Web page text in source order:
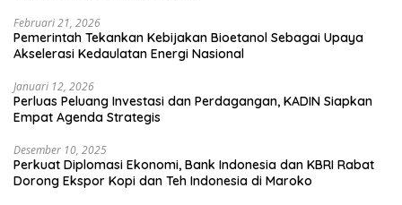
Februari 21, 2026
Pemerintah Tekankan Kebijakan Bioetanol Sebagai Upaya
Akselerasi Kedaulatan Energi Nasional
Januari 12, 2026
Perluas Peluang Investasi dan Perdagangan, KADIN Siapkan
Empat Agenda Strategis
Desember 10, 2025
Perkuat Diplomasi Ekonomi, Bank Indonesia dan KBRI Rabat
Dorong Ekspor Kopi dan Teh Indonesia di Maroko